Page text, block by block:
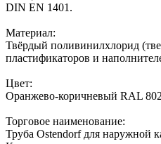
DIN EN 1401.
Материал:
Твёрдый поливинилхлорид
пластификаторов и
Цвет:
Оранжево-коричневый RAL
Торговое наименование:
Труба Ostendorf для наружной